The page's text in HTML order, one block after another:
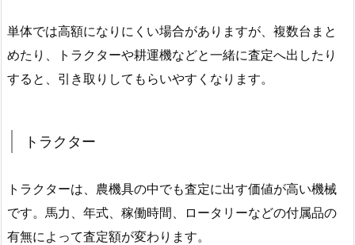
単体では高額になりにくい場合がありますが、複数台まと
めたり、トラクターや耕運機などと一緒に査定へ出したり
すると、引き取りしてもらいやすくなります。
トラクター
トラクターは、農機具の中でも査定に出す価値が高い機械
です。馬力、年式、稼働時間、ロータリーなどの付属品の
有無によって査定額が変わります。